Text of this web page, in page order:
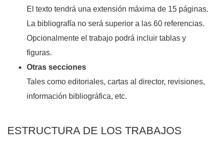
El texto tendrá una extensión máxima de 15 páginas.
La bibliografía no será superior a las 60 referencias.
Opcionalmente el trabajo podrá incluir tablas y
figuras.
Otras secciones
Tales como editoriales, cartas al director, revisiones,
información bibliográfica, etc.
ESTRUCTURA DE LOS TRABAJOS